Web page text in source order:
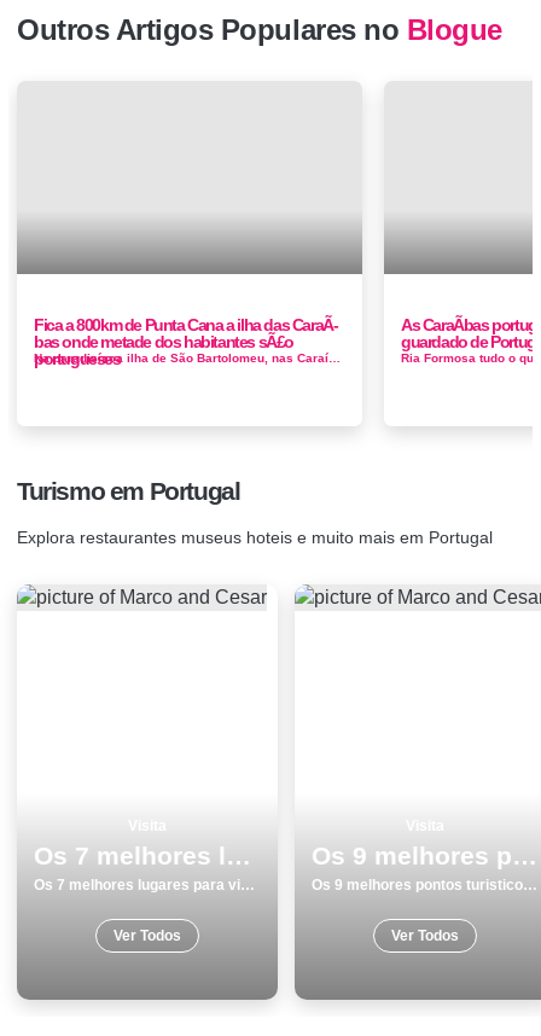
Outros Artigos Populares no Blogue
Fica a 800km de Punta Cana a ilha das CaraÃ­
bas onde metade dos habitantes sÃ£o
portugueses
As CaraÃ­bas
guardado de
Turismo em Portugal
Explora restaurantes museus hoteis e muito mais em Portugal
Os 7 melhores lugares para visitar em Marinha Grande
Os 7 melhores lugares para visitar em Marinha Grande
Ver Todos
Os 9 melhores pontos turisticos para conhecer e visitar em Aveiro
Os 9 melhores pontos turisticos para conhecer e visitar em Aveiro
Ver Todos